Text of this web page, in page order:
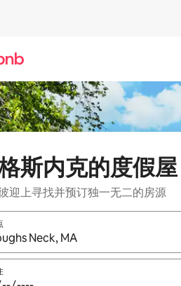
斯内克的度假屋
迎上寻找并预订独一无二的房源
搜索结果，请使用上下方向键查看，或